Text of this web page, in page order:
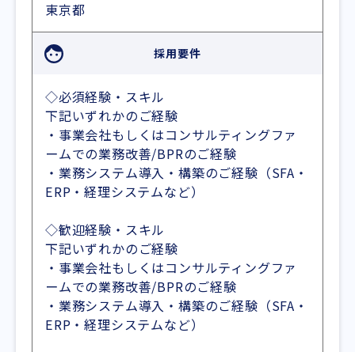
東京都
採用要件
◇必須経験・スキル
下記いずれかのご経験
・事業会社もしくはコンサルティングファ
ームでの業務改善/BPRのご経験
・業務システム導入・構築のご経験（SFA・
ERP・経理システムなど）
◇歓迎経験・スキル
下記いずれかのご経験
・事業会社もしくはコンサルティングファ
ームでの業務改善/BPRのご経験
・業務システム導入・構築のご経験（SFA・
ERP・経理システムなど）